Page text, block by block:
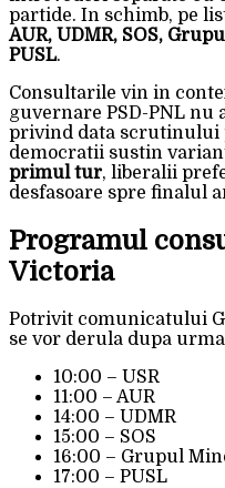
partide. In schimb, pe
AUR, UDMR, SOS,
PUSL.
Consultarile vin in
guvernare PSD-PNL nu
privind data scrutinului
democratii sustin
primul tur, liberalii
desfasoare spre finalul
Programul
Victoria
Potrivit comunicatului
se vor derula dupa
10:00 – USR
11:00 – AUR
14:00 – UDMR
15:00 – SOS
16:00 – Grupul
17:00 – PUSL